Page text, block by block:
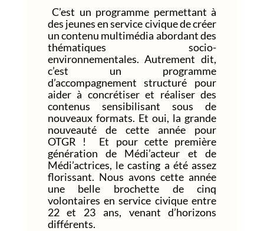
C’est un programme permettant à
des jeunes en service civique de créer
un contenu multimédia abordant des
thématiques socio-
environnementales. Autrement dit,
c’est un programme
d’accompagnement structuré pour
aider à concrétiser et réaliser des
contenus sensibilisant sous de
nouveaux formats. Et oui, la grande
nouveauté de cette année pour
OTGR ! Et pour cette première
génération de Médi’acteur et de
Médi’actrices, le casting a été assez
florissant. Nous avons cette année
une belle brochette de cinq
volontaires en service civique entre
22 et 23 ans, venant d’horizons
différents.